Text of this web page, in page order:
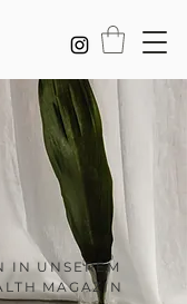
IN UNSEREM
MAGAZIN